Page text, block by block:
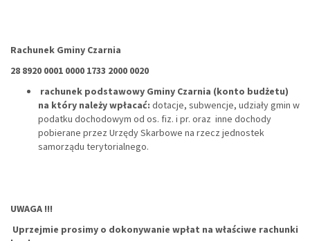
Rachunek Gminy Czarnia
28 8920 0001 0000 1733 2000 0020
rachunek podstawowy Gminy Czarnia (konto budżetu)
na który należy wpłacać: dotacje, subwencje, udziały gmin w
podatku dochodowym od os. fiz. i pr. oraz inne dochody
pobierane przez Urzędy Skarbowe na rzecz jednostek
samorządu terytorialnego.
UWAGA !!!
Uprzejmie prosimy o dokonywanie wpłat na właściwe rachunki